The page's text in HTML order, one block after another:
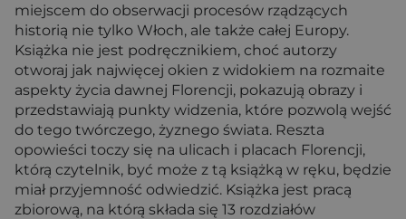
miejscem do obserwacji procesów rządzących
historią nie tylko Włoch, ale także całej Europy.
Książka nie jest podręcznikiem, choć autorzy
otworaj jak najwięcej okien z widokiem na rozmaite
aspekty życia dawnej Florencji, pokazują obrazy i
przedstawiają punkty widzenia, które pozwolą wejść
do tego twórczego, żyznego świata. Reszta
opowieści toczy się na ulicach i placach Florencji,
którą czytelnik, być może z tą książką w ręku, będzie
miał przyjemność odwiedzić. Książka jest pracą
zbiorową, na którą składa się 13 rozdziałów